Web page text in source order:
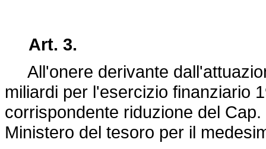
Art. 3.
All'onere derivante
miliardi per l'esercizio finanziario
corrispondente riduzione del
Ministero del tesoro per il